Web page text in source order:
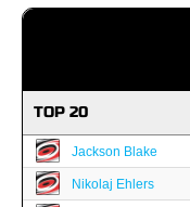
TOP 20
Jackson Blake
Nikolaj Ehlers